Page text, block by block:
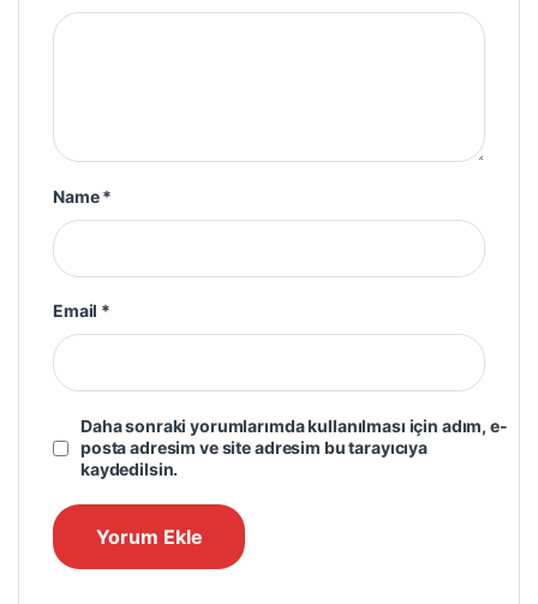
Name*
Email *
Daha sonraki yorumlarımda kullanılması için adım, e-
posta adresim ve site adresim bu tarayıcıya
kaydedilsin.